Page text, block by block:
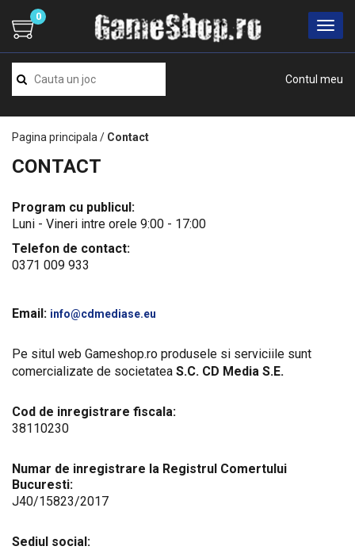
Contul meu
0
Pagina principala / Contact
CONTACT
Program cu publicul:
Luni - Vineri intre orele 9:00 - 17:00
Telefon de contact:
0371 009 933
Email: info@cdmediase.eu
Pe situl web Gameshop.ro produsele si serviciile sunt
comercializate de societatea S.C. CD Media S.E.
Cod de inregistrare fiscala:
38110230
Numar de inregistrare la Registrul Comertului
Bucuresti:
J40/15823/2017
Sediul social: